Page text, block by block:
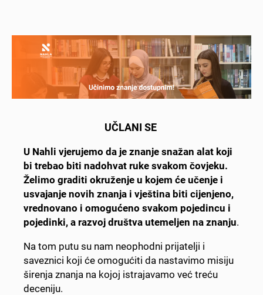
UČLANI SE
U Nahli vjerujemo da je znanje snažan alat koji
bi trebao biti nadohvat ruke svakom čovjeku.
Želimo graditi okruženje u kojem će učenje i
usvajanje novih znanja i vještina biti cijenjeno,
vrednovano i omogućeno svakom pojedincu i
pojedinki, a razvoj društva utemeljen na znanju.
Na tom putu su nam neophodni prijatelji i
saveznici koji će omogućiti da nastavimo misiju
širenja znanja na kojoj istrajavamo već treću
deceniju.